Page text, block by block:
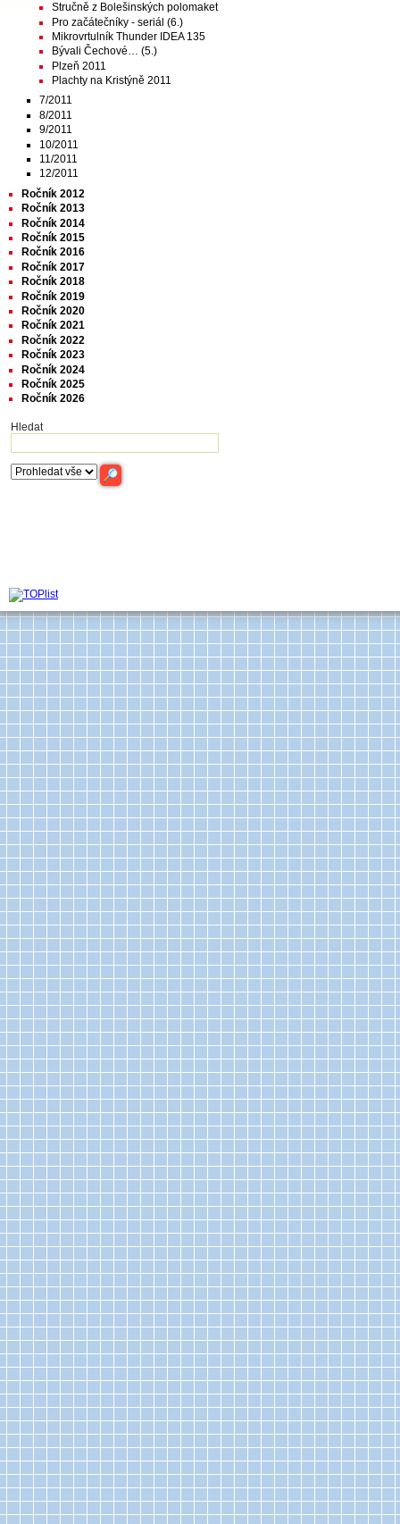
Stručně z Bolešinských polomaket
Pro začátečníky - seriál (6.)
Mikrovrtulník Thunder IDEA 135
Bývali Čechové… (5.)
Plzeň 2011
Plachty na Kristýně 2011
7/2011
8/2011
9/2011
10/2011
11/2011
12/2011
Ročník 2012
Ročník 2013
Ročník 2014
Ročník 2015
Ročník 2016
Ročník 2017
Ročník 2018
Ročník 2019
Ročník 2020
Ročník 2021
Ročník 2022
Ročník 2023
Ročník 2024
Ročník 2025
Ročník 2026
Hledat